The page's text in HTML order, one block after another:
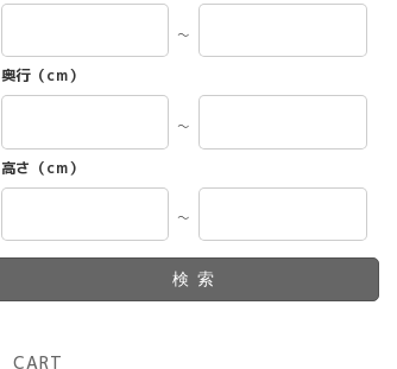
～
奥行（cm）
～
高さ（cm）
～
検索
CART